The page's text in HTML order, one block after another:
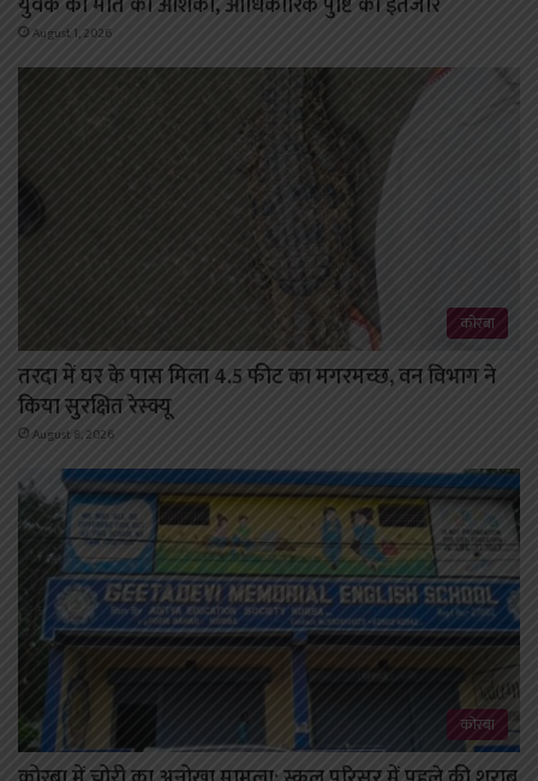
August 1, 2026
कोरबा
तरदा में घर के पास मिला 4.5 फीट का मगरमच्छ, वन विभाग ने
किया सुरक्षित रेस्क्यू
August 8, 2026
कोरबा